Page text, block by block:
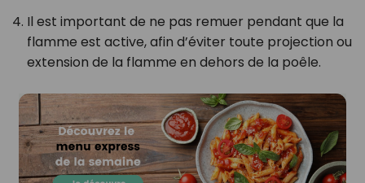
Il est important de ne pas remuer pendant que la
flamme est active, afin d’éviter toute projection ou
extension de la flamme en dehors de la poêle.